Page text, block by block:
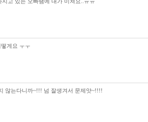
고 있는 오빠땜에 내가 미쳐요..ㅠㅠ
게요 ㅜㅜ
않는다니까~!!! 넘 잘생겨서 문제얏~!!!!